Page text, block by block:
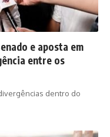
e aposta em
entre os
dentro do